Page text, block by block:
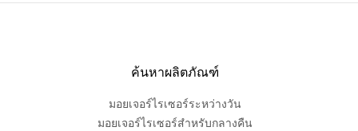
ค้นหาผลิตภัณฑ์
มอยเจอร์ไรเซอร์ระหว่างวัน
มอยเจอร์ไรเซอร์สำหรับกลางคืน